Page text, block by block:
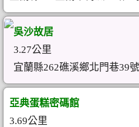
吳沙故居
3.27公里
宜蘭縣262礁溪鄉北門巷39號
亞典蛋糕密碼館
3.69公里